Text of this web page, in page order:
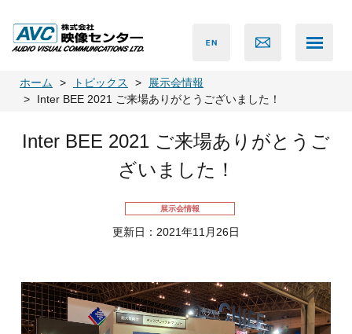
ホーム トピックス
展示会情報
Inter BEE 2021 ご来場ありがとうございました！
Inter BEE 2021 ご来場ありがとうご
ざいました！
展示会情報
更新日：2021年11月26日